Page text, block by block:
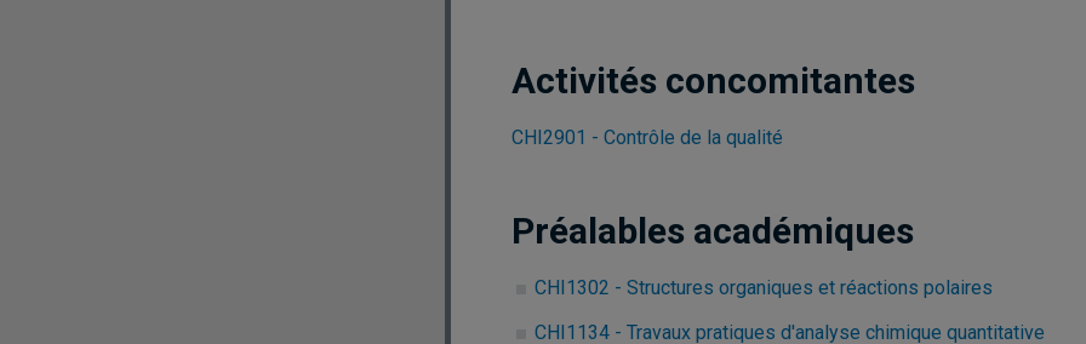
Activités concomitantes
CHI2901 - Contrôle de la qualité
Préalables académiques
CHI1302 - Structures organiques et réactions polaires
CHI1134 - Travaux pratiques d'analyse chimique quantitative